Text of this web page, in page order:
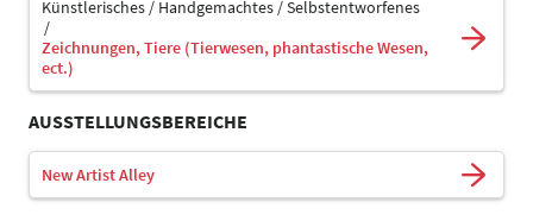
Künstlerisches / Handgemachtes / Selbstentworfenes
Zeichnungen, Tiere (Tierwesen, phantastische Wesen,
ect.)
AUSSTELLUNGSBEREICHE
New Artist Alley